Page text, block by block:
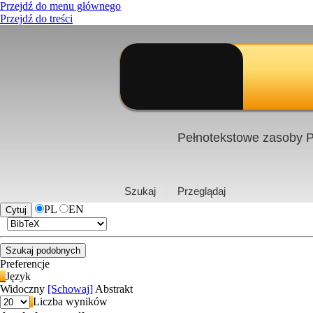
Przejdź do menu głównego
Przejdź do treści
Pełnotekstowe zasoby
Szukaj Przeglądaj
PL
EN
Preferencje
Język
Widoczny [Schowaj] Abstrakt
Liczba wyników